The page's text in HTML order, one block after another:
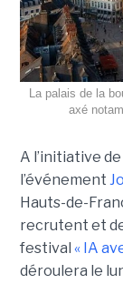
La palais de la
axé
A l’initiative
l’événement
Hauts-de-
recrutent et
festival « IA
déroulera le